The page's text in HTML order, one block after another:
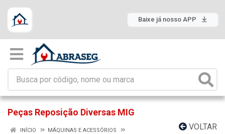
Baixe já nosso APP
Peças Reposição Diversas MIG
VOLTAR
INÍCIO
MÁQUINAS E ACESSÓRIOS